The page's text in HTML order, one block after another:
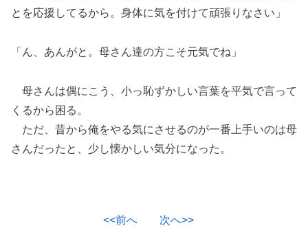
とを応援してるから。身体に気を付けて頑張りなさい」
「ん、あんがと。母さん達の方こそ元気でね」
母さんは偶にこう、小っ恥ずかしい言葉を平気で言って
くるから困る。
ただ、昔から俺をやる気にさせるのが一番上手いのは母
さんだったと、少し懐かしい気分になった。
<<前へ 次へ>>